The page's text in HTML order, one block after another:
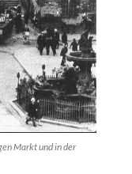
Markt und in der